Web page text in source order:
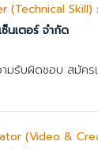
(Technical Skill)
นเตอร์ จำกัด
ามรับผิดชอบ สมัค
(Video &